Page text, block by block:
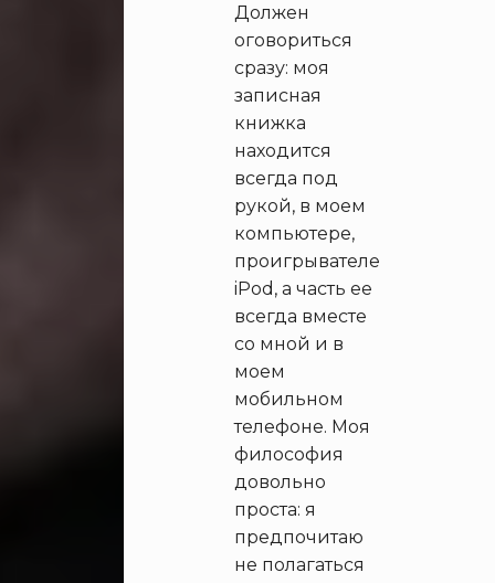
Должен
оговориться
сразу: моя
записная
книжка
находится
всегда под
рукой, в моем
компьютере,
проигрывателе
iPod, а часть ее
всегда вместе
со мной и в
моем
мобильном
телефоне. Моя
философия
довольно
проста: я
предпочитаю
не полагаться